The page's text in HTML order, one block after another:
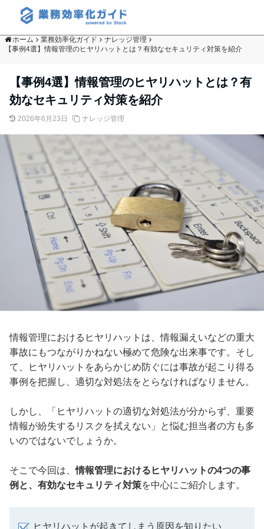
ホーム 業務効率化ガイド
ナレッジ管理
【事例4選】情報管理のヒヤリハットとは？有効なセキュリティ対策を紹介
【事例4選】情報管理のヒヤリハットとは？有
効なセキュリティ対策を紹介
2026年6月23日 ナレッジ管理
情報管理におけるヒヤリハットは、情報漏えいなどの重大
事故にもつながりかねない極めて危険な出来事です。そし
て、ヒヤリハットをあらかじめ防ぐには事故が起こり得る
事例を把握し、適切な対処法をとらなければなりません。
しかし、「ヒヤリハットの適切な対処法が分からず、重要
情報が紛失するリスクを拭えない」と悩む担当者の方も多
いのではないでしょうか。
そこで今回は、情報管理におけるヒヤリハットの4つの事
例と、有効なセキュリティ対策を中心にご紹介します。
ヒヤリハットが起きてしまう原因を知りたい